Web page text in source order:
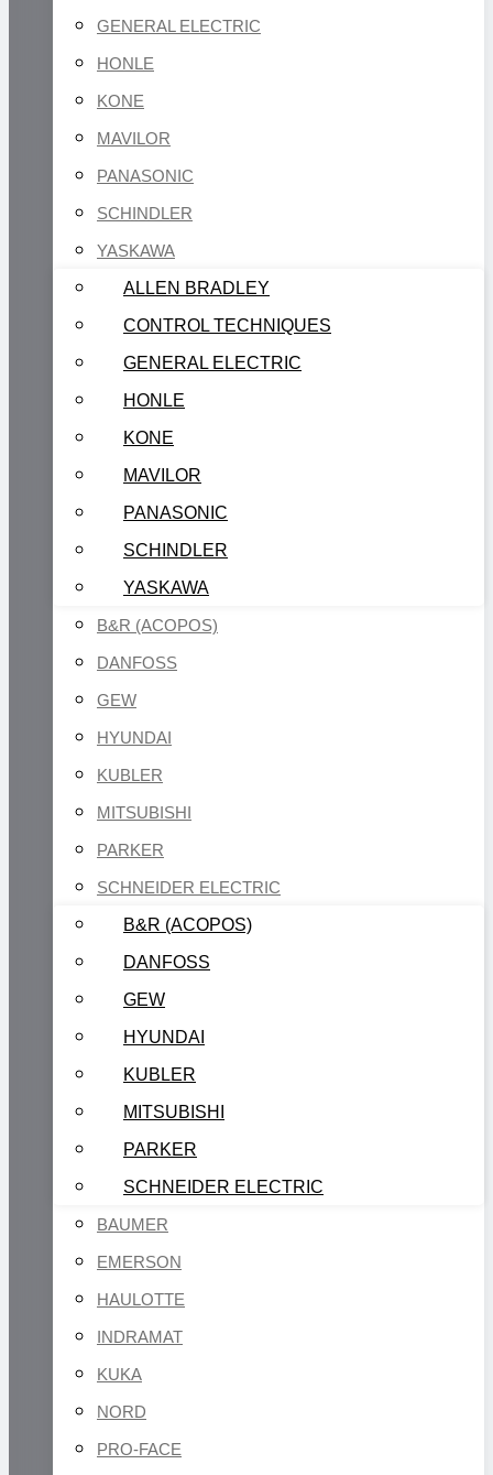
GENERAL ELECTRIC
HONLE
KONE
MAVILOR
PANASONIC
SCHINDLER
YASKAWA
ALLEN BRADLEY
CONTROL TECHNIQUES
GENERAL ELECTRIC
HONLE
KONE
MAVILOR
PANASONIC
SCHINDLER
YASKAWA
B&R (ACOPOS)
DANFOSS
GEW
HYUNDAI
KUBLER
MITSUBISHI
PARKER
SCHNEIDER ELECTRIC
B&R (ACOPOS)
DANFOSS
GEW
HYUNDAI
KUBLER
MITSUBISHI
PARKER
SCHNEIDER ELECTRIC
BAUMER
EMERSON
HAULOTTE
INDRAMAT
KUKA
NORD
PRO-FACE